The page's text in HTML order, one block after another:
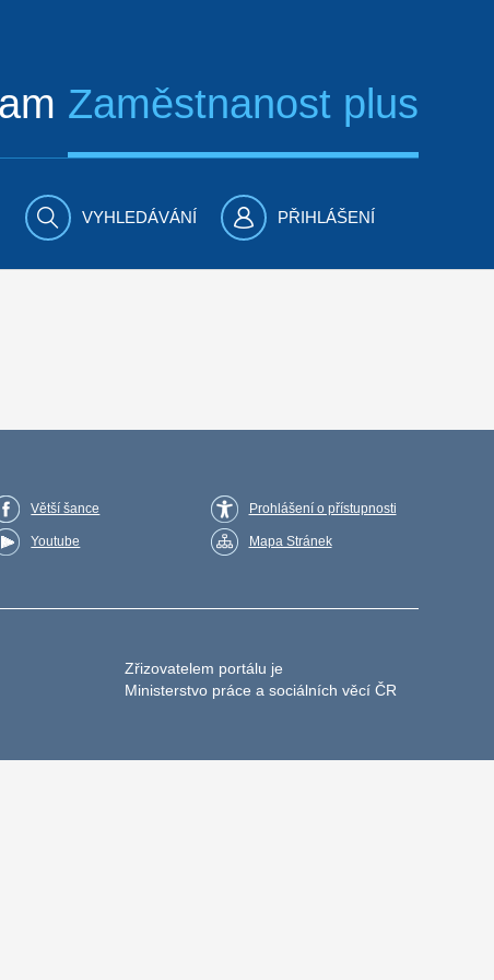
Zaměstnanost plus
VYHLEDÁVÁNÍ PŘIHLÁŠENÍ
Větší šance
Youtube
Prohlášení o přístupnosti
Mapa Stránek
Zřizovatelem portálu je
Ministerstvo práce a sociálních věcí ČR